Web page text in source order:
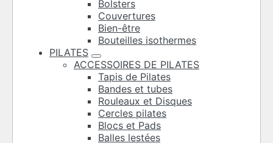
Bolsters
Couvertures
Bien-être
Bouteilles isothermes
PILATES
ACCESSOIRES DE PILATES
Tapis de Pilates
Bandes et tubes
Rouleaux et Disques
Cercles pilates
Blocs et Pads
Balles lestées